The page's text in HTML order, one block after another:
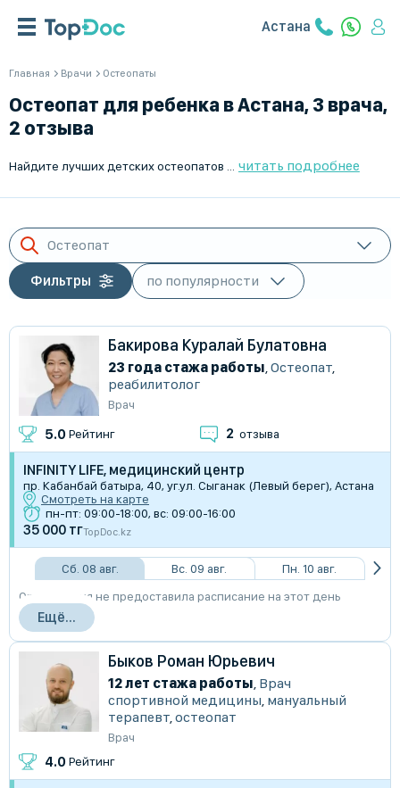
Астана
Главная Врачи Остеопаты
Остеопат для ребенка в Астана, 3 врача,
2 отзыва
читать подробнее
Остеопат
Фильтры
Бакирова Куралай Булатовна
23 года стажа работы,Остеопат,
реабилитолог
Врач
5.0 Рейтинг 2 отзыва
INFINITY LIFE, медицинский центр
пр. Кабанбай батыра, 40, уг.ул. Сыганак (Левый берег), Астана
Смотреть на карте
пн-пт: 09:00-18:00, вс: 09:00-16:00
35 000 тгTopDoc.kz
Сб. 08 авг. Вс. 09 авг.
Пн. 10 авг.
Организация не предоставила расписание на этот день
Ещё...
Быков Роман Юрьевич
12 лет стажа работы, Врач
спортивной медицины, мануальный
терапевт,остеопат
Врач
4.0 Рейтинг